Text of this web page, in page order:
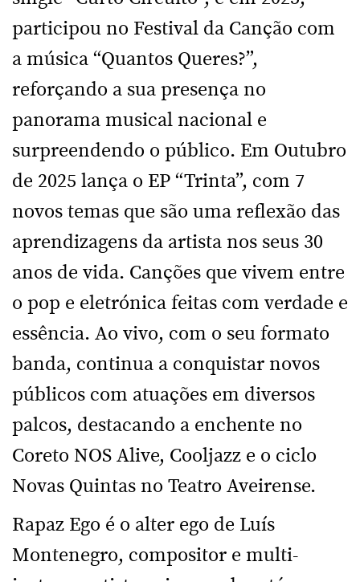
participou no Festival da Canção com
a música “Quantos Queres?”,
reforçando a sua presença no
panorama musical nacional e
surpreendendo o público. Em Outubro
de 2025 lança o EP “Trinta”, com 7
novos temas que são uma reflexão das
aprendizagens da artista nos seus 30
anos de vida. Canções que vivem entre
o pop e eletrónica feitas com verdade e
essência. Ao vivo, com o seu formato
banda, continua a conquistar novos
públicos com atuações em diversos
palcos, destacando a enchente no
Coreto NOS Alive, Cooljazz e o ciclo
Novas Quintas no Teatro Aveirense.
Rapaz Ego é o alter ego de Luís
Montenegro, compositor e multi-